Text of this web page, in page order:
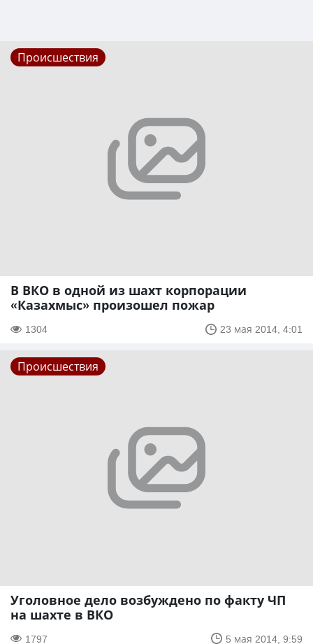
Происшествия
В ВКО в одной из шахт корпорации
«Казахмыс» произошел пожар
1304 23 мая 2014, 4:01
Происшествия
Уголовное дело возбуждено по факту ЧП
на шахте в ВКО
1797 5 мая 2014, 9:59